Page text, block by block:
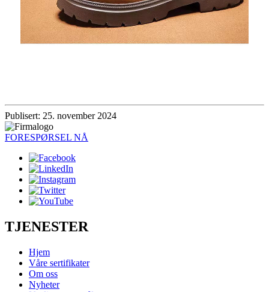
Publisert: 25. november 2024
FORESPØRSEL NÅ
TJENESTER
Hjem
Våre sertifikater
Om oss
Nyheter